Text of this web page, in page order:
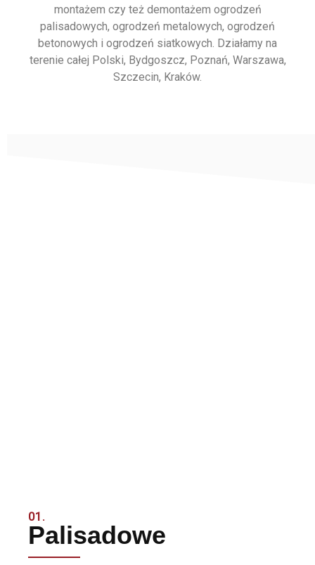
montażem czy też demontażem ogrodzeń
palisadowych, ogrodzeń metalowych, ogrodzeń
betonowych i ogrodzeń siatkowych. Działamy na
terenie całej Polski, Bydgoszcz, Poznań, Warszawa,
Szczecin, Kraków.
01.
Palisadowe